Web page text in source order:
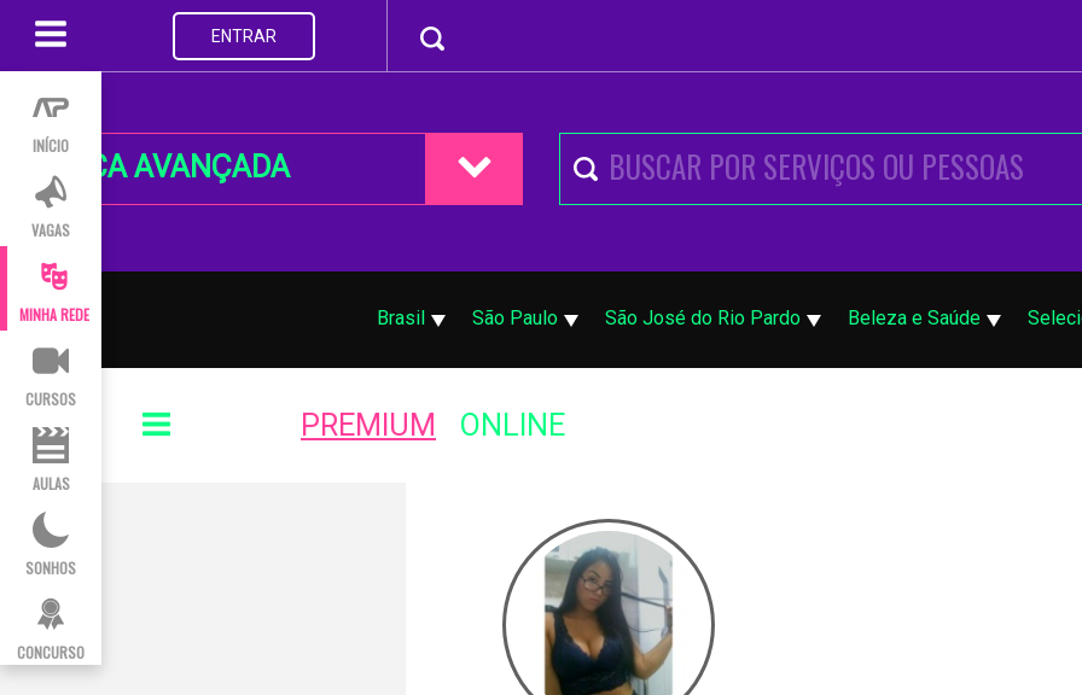
INÍCIO
VAGAS
MINHA REDE
CURSOS
AULAS
SONHOS
CONCURSO
ENTRAR
BUSCA AVANÇADA
Brasil São Paulo São José do Rio Pardo Beleza e Saúde
PREMIUM ONLINE